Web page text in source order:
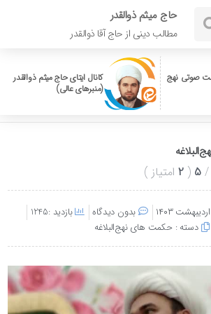
حاج میثم ذوالقدر
مطالب دینی از حاج آقا ذوالقدر
صوتی نهج
کانال ایتای حاج میثم ذوالقدر
(منبرهای عالی)
5
(
2 امتیاز)
بدون دیدگاه
بازدید :1245
دسته :حکمت های نهج‌البلاغه